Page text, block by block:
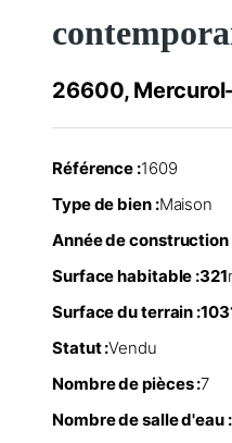
26600,
Référence :1609
Type de bien :Maison
Année de construction
Surface habitable :321
Surface du terrain :
Statut :Vendu
Nombre de pièces :7
Nombre de salle d'eau :